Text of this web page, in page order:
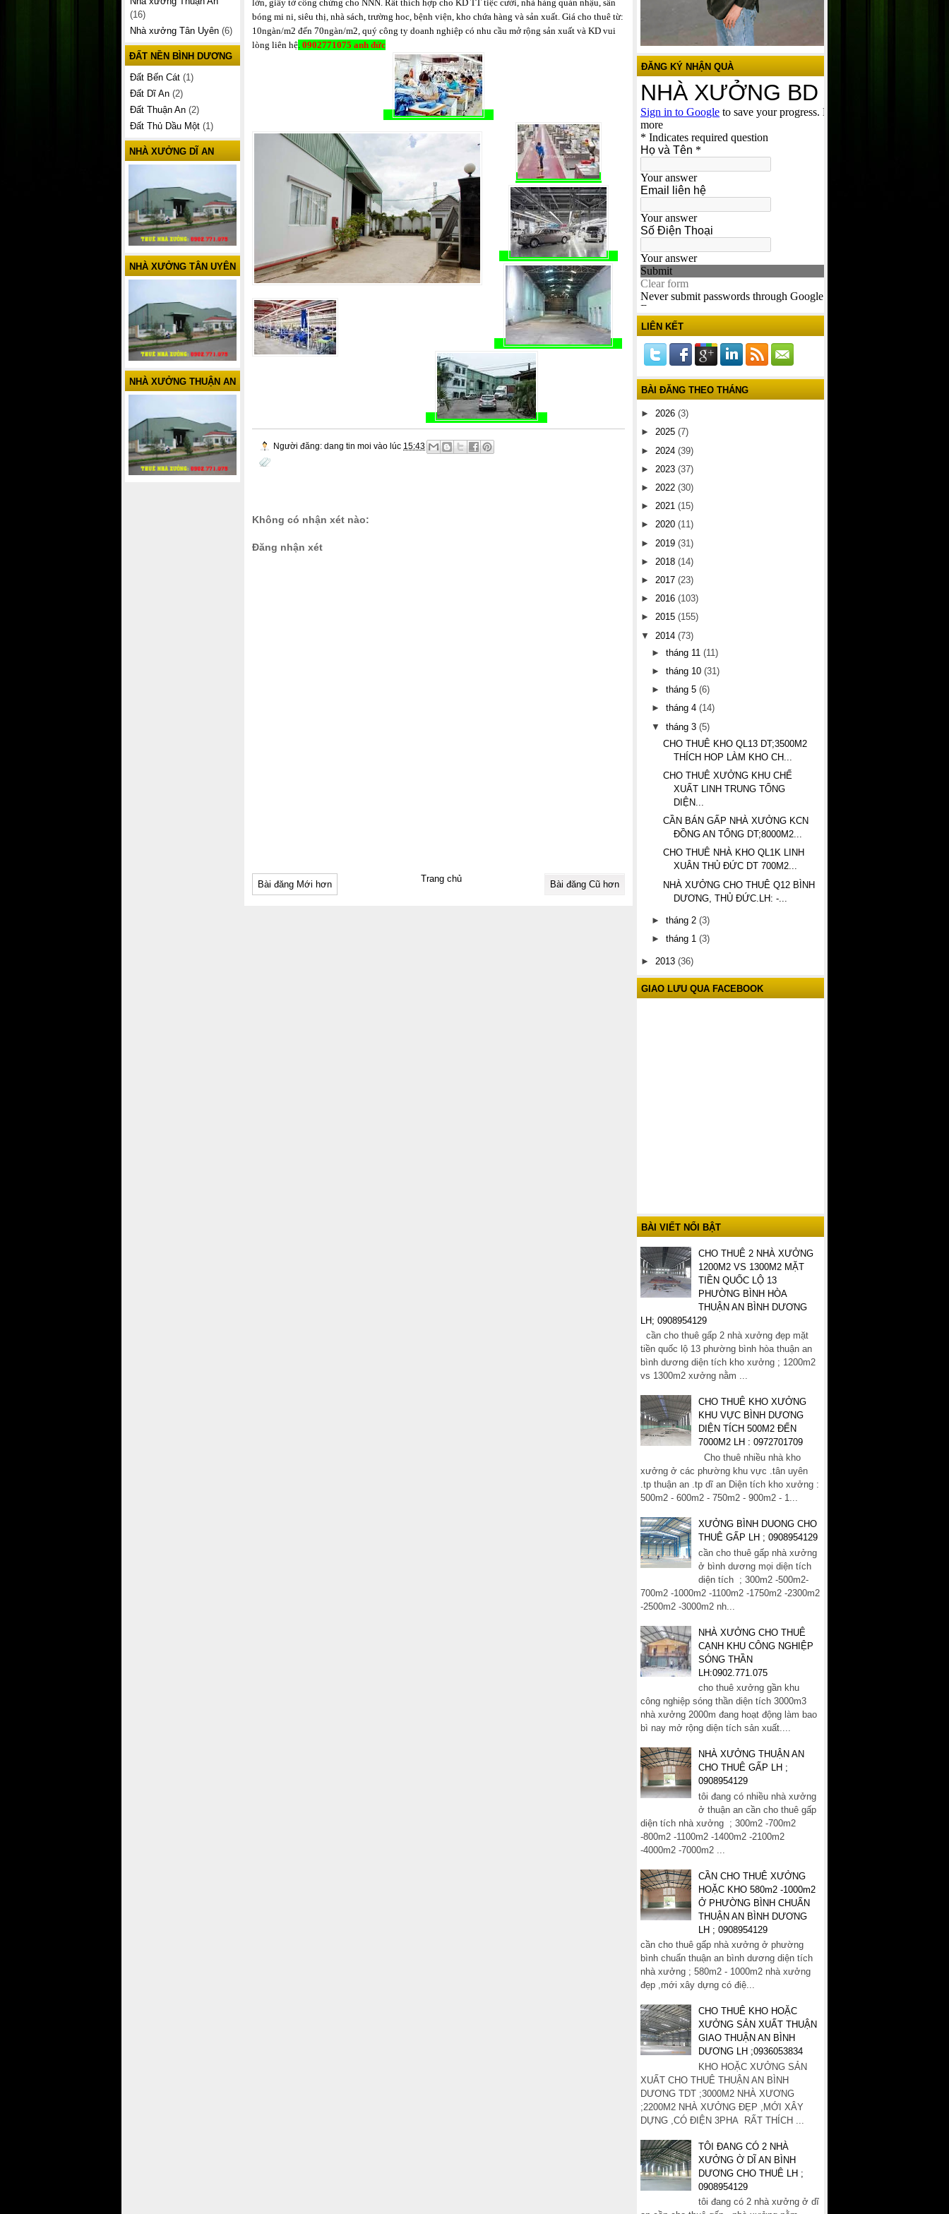
ĐĂNG KÝ NHẬN QUÀ
LIÊN KẾT
BÀI ĐĂNG THEO THÁNG
► 2026 (3)
► 2025 (7)
► 2024 (39)
► 2023 (37)
► 2022 (30)
► 2021 (15)
► 2020 (11)
► 2019 (31)
► 2018 (14)
► 2017 (23)
► 2016 (103)
► 2015 (155)
▼
2014 (73)
►tháng 11(11)
►tháng 10(31)
►tháng 5(6)
►tháng 4(14)
▼
tháng 3(5)
CHO THUÊ KHO QL13 DT;3500M2
THÍCH HOP LÀM KHO CH...
CHO THUÊ XƯỞNG KHU CHẾ
XUẤT LINH TRUNG TỔNG
DIỆN...
CẦN BÁN GẤP NHÀ XƯỞNG KCN
ĐỒNG AN TỔNG DT;8000M2...
CHO THUÊ NHÀ KHO QL1K LINH
XUÂN THỦ ĐỨC DT 700M2...
NHÀ XƯỞNG CHO THUÊ Q12 BÌNH
DƯƠNG, THỦ ĐỨC.LH: -...
►tháng 2(3)
►tháng 1(3)
► 2013 (36)
GIAO LƯU QUA FACEBOOK
BÀI VIẾT NỔI BẬT
CHO THUÊ 2 NHÀ XƯỞNG
1200M2 VS 1300M2 MẶT
TIỀN QUỐC LỘ 13
PHƯỜNG BÌNH HÒA
THUẬN AN BÌNH DƯƠNG
LH; 0908954129
cần cho thuê gấp 2 nhà xưởng đẹp mặt
tiền quốc lộ 13 phường bình hòa thuận an
bình dương diện tích kho xưởng ; 1200m2
vs 1300m2 xưởng nằm ...
CHO THUÊ KHO XƯỞNG
KHU VỰC BÌNH DƯƠNG
DIỆN TÍCH 500M2 ĐẾN
7000M2 LH : 0972701709
Cho thuê nhiều nhà kho
xưởng ở các phường khu vực .tân uyên
.tp thuận an .tp dĩ an Diện tích kho xưởng :
500m2 - 600m2 - 750m2 - 900m2 - 1...
XƯỞNG BÌNH DUONG CHO
THUÊ GẤP LH ; 0908954129
cần cho thuê gấp nhà xưởng
ở bình dương mọi diện tích
diện tích ; 300m2 -500m2-
700m2 -1000m2 -1100m2 -1750m2 -2300m2
-2500m2 -3000m2 nh...
NHÀ XƯỞNG CHO THUÊ
CẠNH KHU CÔNG NGHIỆP
SÓNG THẦN
LH:0902.771.075
cho thuê xưởng gần khu
công nghiệp sóng thần diện tích 3000m3
nhà xưởng 2000m đang hoạt động làm bao
bì nay mở rộng diện tích sản xuất....
NHÀ XƯỞNG THUẬN AN
CHO THUÊ GẤP LH ;
0908954129
tôi đang có nhiều nhà xưởng
ở thuận an cần cho thuê gấp
diện tích nhà xưởng ; 300m2 -700m2
-800m2 -1100m2 -1400m2 -2100m2
-4000m2 -7000m2 ...
CẦN CHO THUÊ XƯỞNG
HOẶC KHO 580m2 -1000m2
Ở PHƯỜNG BÌNH CHUẨN
THUẬN AN BÌNH DƯƠNG
LH ; 0908954129
cần cho thuê gấp nhà xưởng ở phường
bình chuẩn thuận an bình dương diện tích
nhà xưởng ; 580m2 - 1000m2 nhà xưởng
đẹp ,mới xây dựng có điệ...
CHO THUÊ KHO HOẶC
XƯỞNG SẢN XUẤT THUẬN
GIAO THUẬN AN BÌNH
DƯƠNG LH ;0936053834
KHO HOẶC XƯỞNG SẢN
XUẤT CHO THUÊ THUẬN AN BÌNH
DƯƠNG TDT ;3000M2 NHÀ XƯƠNG
;2200M2 NHÀ XƯỞNG ĐẸP ,MỚI XÂY
DỰNG ,CÓ ĐIỆN 3PHA RẤT THÍCH ...
TÔI ĐANG CÓ 2 NHÀ
XƯỞNG Ờ DĨ AN BÌNH
DƯƠNG CHO THUÊ LH ;
0908954129
tôi đang có 2 nhà xưởng ở dĩ
lớn, giấy tờ công chứng cho NNN. Rất thích hợp cho KD TT tiệc cưới, nhà hàng quán nhậu, sân
bóng mi ni, siêu thị, nhà sách, trường hoc, bệnh viện, kho chứa hàng và sản xuất. Giá cho thuê từ:
10ngàn/m2 đến 70ngàn/m2, quý công ty doanh nghiệp có nhu cầu mở rộng sản xuất và KD vui
lòng liên hệ 0902771075 anh đức
Người đăng: dang tin moi vào lúc 15:43
Không có nhận xét nào:
Đăng nhận xét
Bài đăng Mới hơn Bài đăng Cũ hơn
Trang chủ
(16)
Nhà xưởng Tân Uyên (6)
ĐẤT NỀN BÌNH DƯƠNG
Đất Bến Cát (1)
Đất Dĩ An (2)
Đất Thuận An (2)
Đất Thủ Dầu Một (1)
NHÀ XƯỞNG DĨ AN
NHÀ XƯỞNG TÂN UYÊN
NHÀ XƯỞNG THUẬN AN